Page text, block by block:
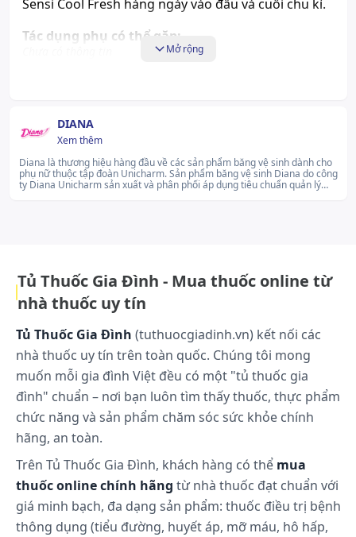
Sensi Cool Fresh hàng ngày vào đầu và cuối chu kì.
Tác dụng phụ có thể gặp:
Bảo quản nơi khô ráo, thoáng mát, tránh ánh nắng
trực tiếp từ mặt trời.
Mở rộng
DIANA
Xem thêm
Diana là thương hiệu hàng đầu về các sản phẩm băng vệ sinh dành cho
phụ nữ thuộc tập đoàn Unicharm. Sản phẩm băng vệ sinh Diana do công
ty Diana Unicharm sản xuất và phân phối áp dụng tiêu chuẩn quản lý
đêm, băng vệ sinh hàng ngày,...lg...Xem thêm
Tủ Thuốc Gia Đình - Mua thuốc online từ
nhà thuốc uy tín
Tủ Thuốc Gia Đình (tuthuocgiadinh.vn) kết nối các
nhà thuốc uy tín trên toàn quốc. Chúng tôi mong
muốn mỗi gia đình Việt đều có một "tủ thuốc gia
đình" chuẩn – nơi bạn luôn tìm thấy thuốc, thực phẩm
chức năng và sản phẩm chăm sóc sức khỏe chính
hãng, an toàn.
Trên Tủ Thuốc Gia Đình, khách hàng có thể mua
thuốc online chính hãng từ nhà thuốc đạt chuẩn với
giá minh bạch, đa dạng sản phẩm: thuốc điều trị bệnh
thông dụng (tiểu đường, huyết áp, mỡ máu, hô hấp,